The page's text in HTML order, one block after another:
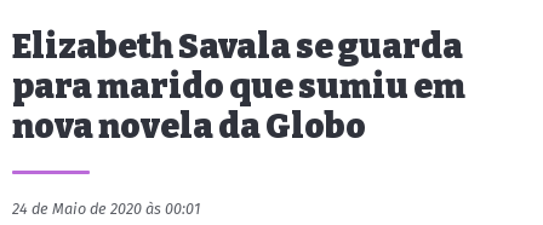
Elizabeth Savala se guarda
para marido que sumiu em
nova novela da Globo
24 de Maio de 2020 às 00:01